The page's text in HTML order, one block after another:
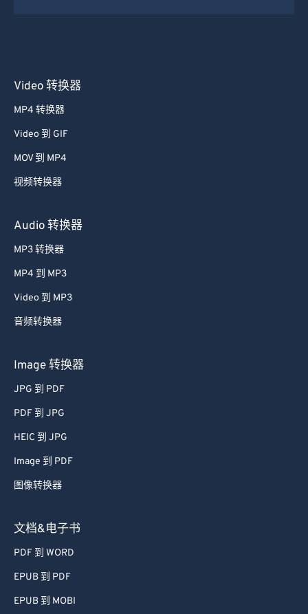
Video 转换器
MP4 转换器
Video 到 GIF
MOV 到 MP4
视频转换器
Audio 转换器
MP3 转换器
MP4 到 MP3
Video 到 MP3
音频转换器
Image 转换器
JPG 到 PDF
PDF 到 JPG
HEIC 到 JPG
Image 到 PDF
图像转换器
文档&电子书
PDF 到 WORD
EPUB 到 PDF
EPUB 到 MOBI